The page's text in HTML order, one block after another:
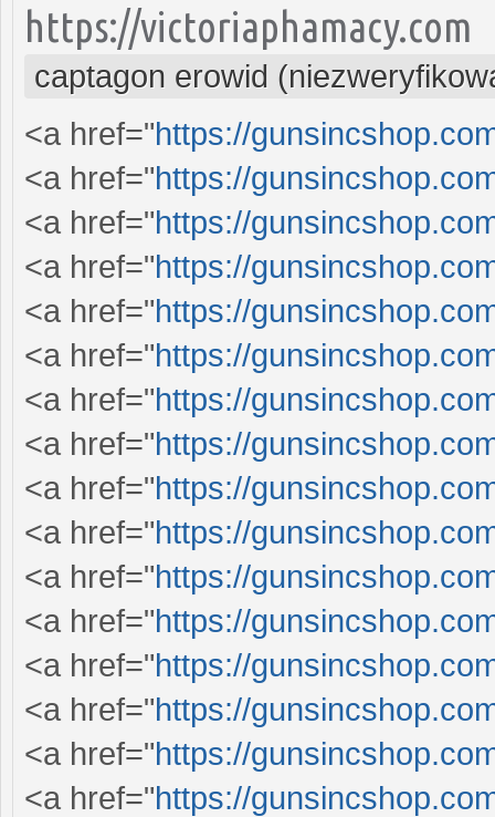
https://victoriaphamacy.com
captagon erowid
<a href="https://
<a href="https://
<a href="https://
<a href="https://
<a href="https://
<a href="https://
<a href="https://
<a href="https://
<a href="https://
<a href="https://
<a href="https://
<a href="https://
<a href="https://
<a href="https://
<a href="https://
<a href="https://